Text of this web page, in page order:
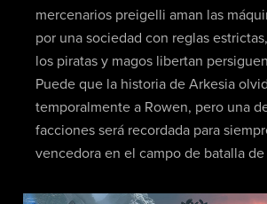
mercenarios preigelli aman las
por una sociedad con reglas
los piratas y magos libertan
Puede que la historia de Arkesia
temporalmente a Rowen, pero una
facciones será recordada para
vencedora en el campo de batalla de